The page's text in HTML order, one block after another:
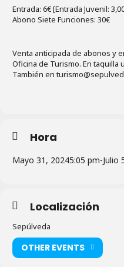
Entrada: 6€ [Entrada Juvenil:
Abono Siete Funciones: 30€
Venta anticipada de abonos y
Oficina de Turismo. En taquilla
También en
Hora
Mayo 31, 20245:05 pm-Julio
Localización
Sepúlveda
OTHER EVENTS